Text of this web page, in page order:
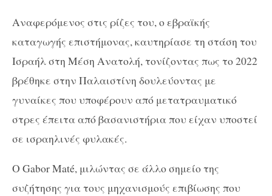
Αναφερόμενος στις ρίζες του, ο εβραϊκής
καταγωγής επιστήμονας, καυτηρίασε τη στάση του
Ισραήλ στη Μέση Ανατολή, τονίζοντας πως το 2022
βρέθηκε στην Παλαιστίνη δουλεύοντας με
γυναίκες που υποφέρουν από μετατραυματικό
στρες έπειτα από βασανιστήρια που είχαν υποστεί
σε ισραηλινές φυλακές.
Ο Gabor Maté, μιλώντας σε άλλο σημείο της
συζήτησης για τους μηχανισμούς επιβίωσης που